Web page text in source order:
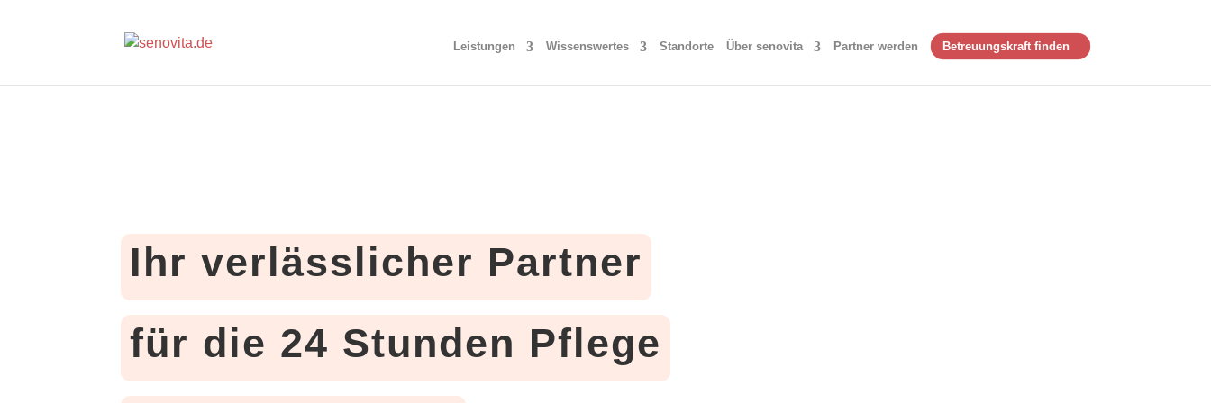
Leistungen Wissenswertes Standorte Über senovita Partner werden Betreuungskraft finden
Ihr verlässlicher Partner
für die 24 Stunden Pflege